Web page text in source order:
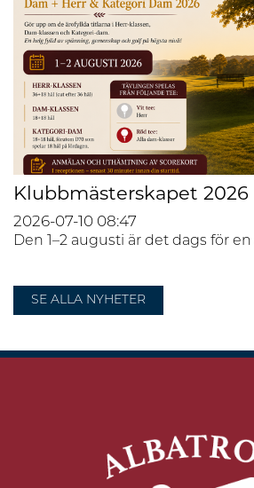
Klubbmästerskapet 2026
2026-07-10 08:47
Den 1–2 augusti är det dags för en
SE ALLA NYHETER